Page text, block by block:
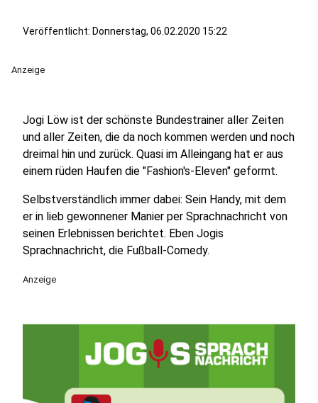
Veröffentlicht: Donnerstag, 06.02.2020 15:22
Anzeige
Jogi Löw ist der schönste Bundestrainer aller Zeiten
und aller Zeiten, die da noch kommen werden und noch
dreimal hin und zurück. Quasi im Alleingang hat er aus
einem rüden Haufen die "Fashion's-Eleven" geformt.
Selbstverständlich immer dabei: Sein Handy, mit dem
er in lieb gewonnener Manier per Sprachnachricht von
seinen Erlebnissen berichtet. Eben Jogis
Sprachnachricht, die Fußball-Comedy.
Anzeige